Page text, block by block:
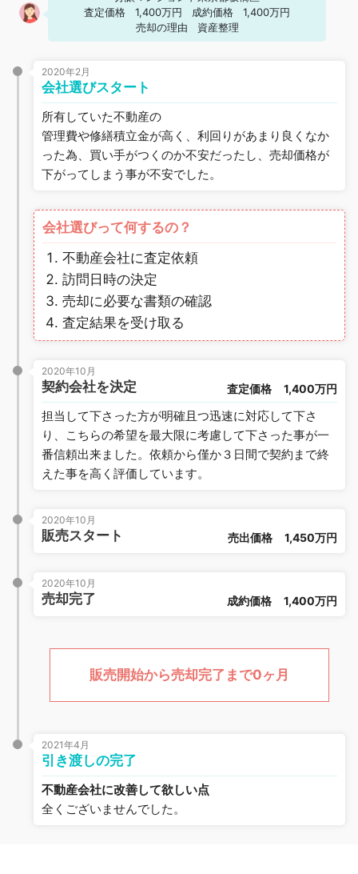
査定価格
1,400万円 成約価格
1,400万円
売却の理由
資産整理
2020年2月
会社選びスタート
所有していた不動産の
管理費や修繕積立金が高く、利回りがあまり良くなか
った為、買い手がつくのか不安だったし、売却価格が
下がってしまう事が不安でした。
会社選びって何するの？
不動産会社に査定依頼
訪問日時の決定
売却に必要な書類の確認
査定結果を受け取る
2020年10月
契約会社を決定 査定価格 1,400万円
担当して下さった方が明確且つ迅速に対応して下さ
り、こちらの希望を最大限に考慮して下さった事が一
番信頼出来ました。依頼から僅か３日間で契約まで終
えた事を高く評価しています。
2020年10月
販売スタート 売出価格 1,450万円
2020年10月
売却完了 成約価格 1,400万円
販売開始から売却完了まで0ヶ月
2021年4月
引き渡しの完了
不動産会社に改善して欲しい点
全くございませんでした。